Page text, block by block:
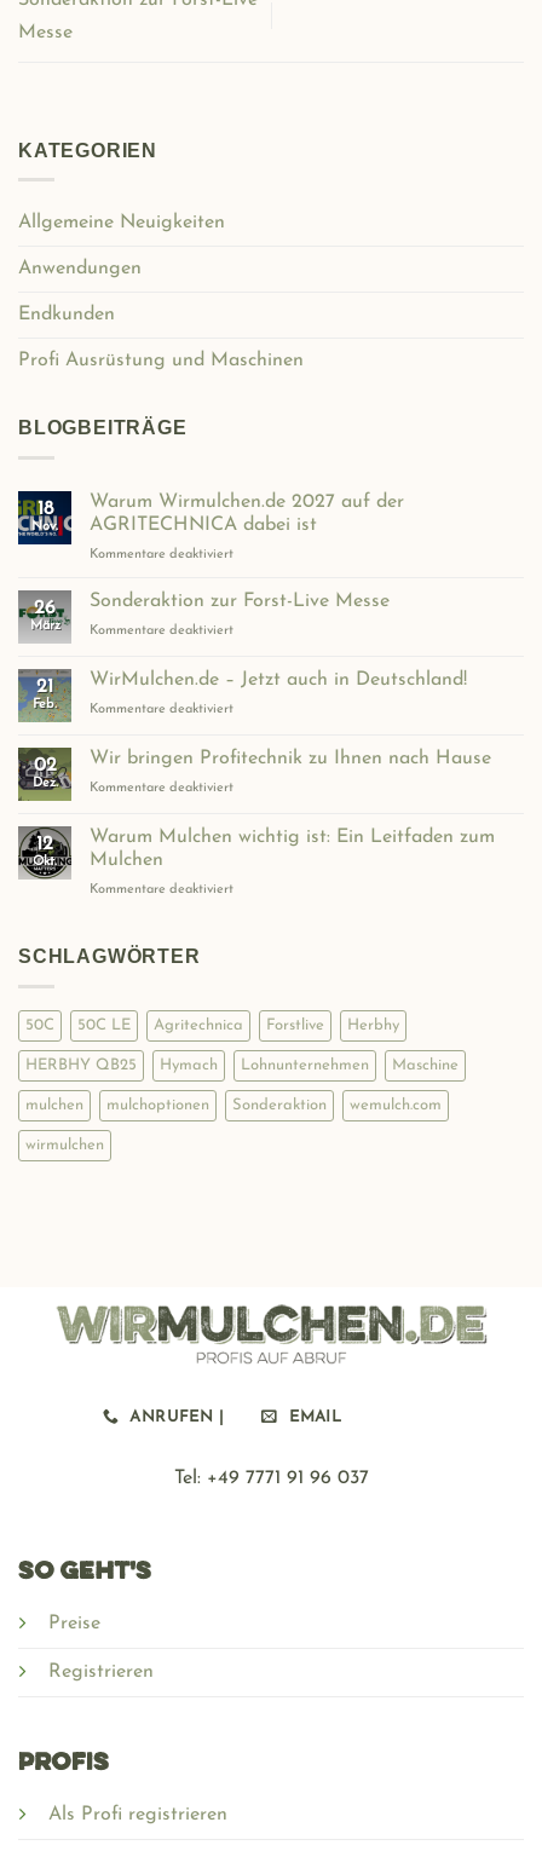
Messe
KATEGORIEN
Allgemeine Neuigkeiten
Anwendungen
Endkunden
Profi Ausrüstung und Maschinen
BLOGBEITRÄGE
18
Nov.
Warum Wirmulchen.de 2027 auf der
AGRITECHNICA dabei ist
Kommentare deaktiviertfür
Wirmulchen.de
AGRITECHNICA
26
März
Sonderaktion zur Forst-Live Messe
Kommentare deaktiviertfür
zur
Forst-
Live
21
Feb.
WirMulchen.de – Jetzt auch in Deutschland!
Kommentare deaktiviertfür
–
auch
Deutschland!
02
Dez.
Wir bringen Profitechnik zu Ihnen nach Hause
Kommentare deaktiviertfür
bringen
Profitechnik
Ihnen
12
Okt.
Warum Mulchen wichtig ist: Ein Leitfaden zum
Mulchen
Kommentare deaktiviertfür
Leitfaden
zum
Mulchen
SCHLAGWÖRTER
50C 50C LE Agritechnica Forstlive Herbhy
HERBHY QB25 Hymach Lohnunternehmen Maschine
mulchen mulchoptionen Sonderaktion wemulch.com
wirmulchen
ANRUFEN | EMAIL
Tel: ‪+49 7771 91 96 037
SO GEHT'S
Preise
Registrieren
PROFIS
Als Profi registrieren